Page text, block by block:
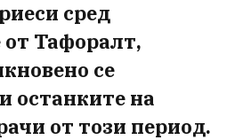
сред
Тафоралт,
се
останките на
от този период.